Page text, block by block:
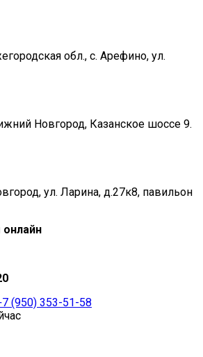
обл., с. Арефино, ул.
Новгород, Казанское шоссе 9.
ул. Ларина, д.27к8, павильон
(950) 353-51-58